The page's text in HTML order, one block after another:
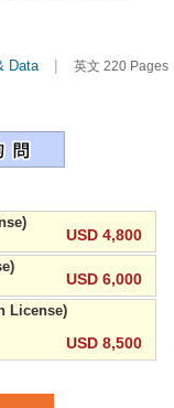
Data | 英文 220 Pages
USD 4,800
USD 6,000
License)
USD 8,500